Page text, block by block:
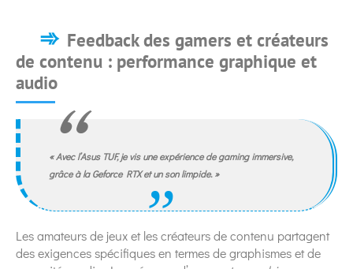
Feedback des gamers et créateurs
de contenu : performance graphique et
audio
« Avec l’Asus TUF, je vis une expérience degamingimmersive,
grâce à laGeforce RTXet un son limpide. »
Les amateurs de jeux et les créateurs de contenu partagent
des exigences spécifiques en termes de graphismes et de